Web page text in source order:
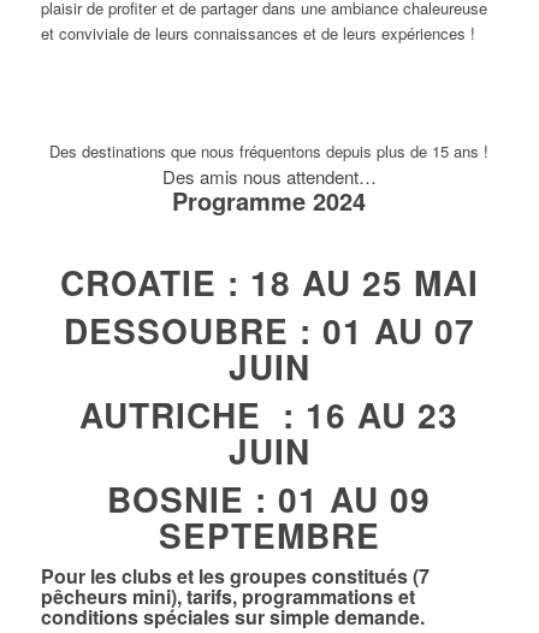
plaisir de profiter et de partager dans une ambiance chaleureuse
et conviviale de leurs connaissances et de leurs expériences !
Des destinations que nous fréquentons depuis plus de 15 ans !
Des amis nous attendent…
Programme 2024
CROATIE : 18 AU 25 MAI
DESSOUBRE : 01 AU 07
JUIN
AUTRICHE : 16 AU 23
JUIN
BOSNIE : 01 AU 09
SEPTEMBRE
Pour les clubs et les groupes constitués (7
pêcheurs mini), tarifs, programmations et
conditions spéciales sur simple demande.